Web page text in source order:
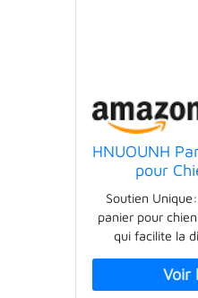
HNUOUNH
pour
Couche
Déhoussable
Soutien
panier pour
qui facilite la
peut soulager
et